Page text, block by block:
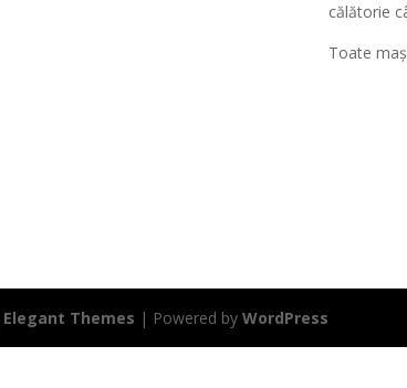
călătorie
Toate
Elegant Themes | Powered byWordPress